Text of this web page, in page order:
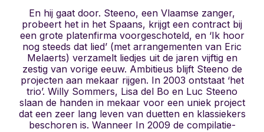
En hij gaat door. Steeno, een Vlaamse zanger,
probeert het in het Spaans, krijgt een contract bij
een grote platenfirma voorgeschoteld, en ‘Ik hoor
nog steeds dat lied’ (met arrangementen van Eric
Melaerts) verzamelt liedjes uit de jaren vijftig en
zestig van vorige eeuw. Ambitieus blijft Steeno de
projecten aan mekaar rijgen. In 2003 ontstaat ‘het
trio’. Willy Sommers, Lisa del Bo en Luc Steeno
slaan de handen in mekaar voor een uniek project
dat een zeer lang leven van duetten en klassiekers
beschoren is. Wanneer In 2009 de compilatie-